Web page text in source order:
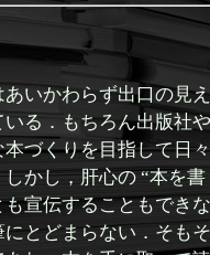
いかわらず出口の見
る．もちろん出版社
づくりを目指して日
かし，肝心の “本を書
宣伝することもでき
とどまらない．そも